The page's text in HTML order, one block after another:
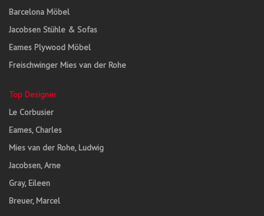
Barcelona Möbel
Jacobsen Stühle & Sofas
Eames Plywood Möbel
Freischwinger Mies van der Rohe
Top Designer
Le Corbusier
Eames, Charles
Mies van der Rohe, Ludwig
Jacobsen, Arne
Gray, Eileen
Breuer, Marcel